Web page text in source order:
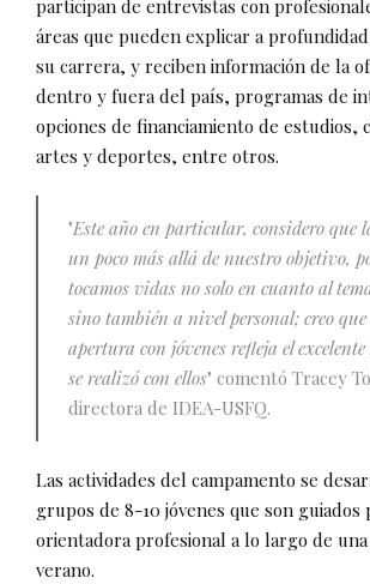
participan de entrevistas con
áreas que pueden explicar a
su carrera, y reciben información de la
dentro y fuera del país, programas de
opciones de financiamiento de estudios,
artes y deportes, entre otros.
"Este año en particular, considero que
un poco más allá de nuestro objetivo,
tocamos vidas no solo en cuanto al
sino también a nivel personal; creo que
apertura con jóvenes refleja el
se realizó con ellos" comentó Tracey
directora de IDEA-USFQ.
Las actividades del campamento se
grupos de 8-10 jóvenes que son guiados
orientadora profesional a lo largo de una
verano.